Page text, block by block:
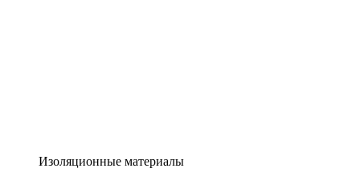
Изоляционные материалы